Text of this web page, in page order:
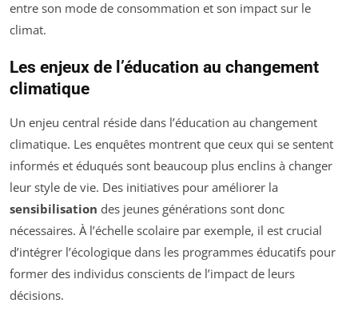
entre son mode de consommation et son impact sur le
climat.
Les enjeux de l’éducation au changement
climatique
Un enjeu central réside dans l’éducation au changement
climatique. Les enquêtes montrent que ceux qui se sentent
informés et éduqués sont beaucoup plus enclins à changer
leur style de vie. Des initiatives pour améliorer la
sensibilisation des jeunes générations sont donc
nécessaires. À l’échelle scolaire par exemple, il est crucial
d’intégrer l’écologique dans les programmes éducatifs pour
former des individus conscients de l’impact de leurs
décisions.